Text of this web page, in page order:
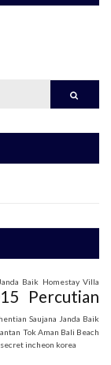
Baik Homestay Villa
Percutian
Saujana Janda Baik
Tok Aman Bali Beach
incheon korea